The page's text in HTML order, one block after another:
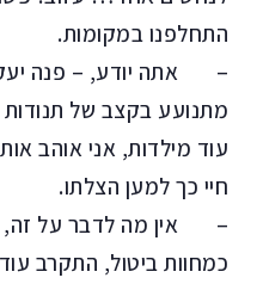
התחלפנו במקומות.
– אתה יודע, – פנה
מתנועע בקצב של תנודות
עוד מילדות, אני אוהב
חיי כך למען הצלתו.
– אין מה לדבר על זה,
כמחוות ביטול, התקרב